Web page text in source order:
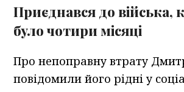
Приєднався до війська,
було чотири місяці
Про непоправну втрату
повідомили його рідні у